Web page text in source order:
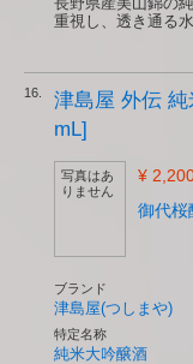
重視し、透き通る
16.
津島屋 外伝
mL]
写真はあ
りません
¥
御代桜
ブランド
津島屋(つしまや)
特定名称
純米大吟醸酒